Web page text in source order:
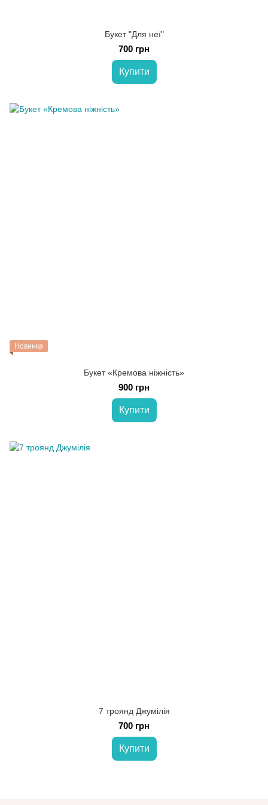
Букет "Для неї"
700 грн
Купити
Новинка
Букет «Кремова ніжність»
900 грн
Купити
7 троянд Джумілія
700 грн
Купити